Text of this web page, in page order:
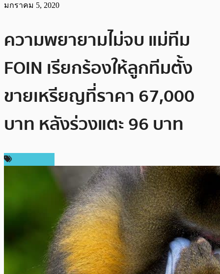
มกราคม 5, 2020
ความพยายามไม่จบ แม่ทีม
FOIN เรียกร้องให้ลูกทีมตั้ง
ขายเหรียญที่ราคา 67,000
บาท หลังร่วงแตะ 96 บาท